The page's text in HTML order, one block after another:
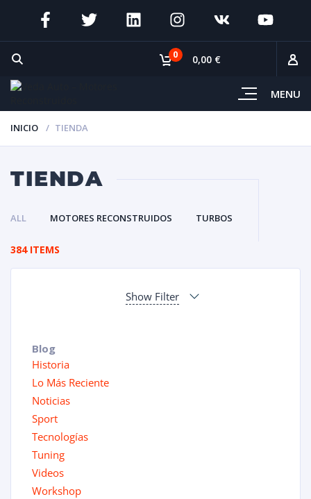
MENU
0 0,00 €
INICIO TIENDA
TIENDA
ALL MOTORES RECONSTRUIDOS TURBOS
384 ITEMS
Show Filter
Blog
Historia
Lo Más Reciente
Noticias
Sport
Tecnologías
Tuning
Videos
Workshop